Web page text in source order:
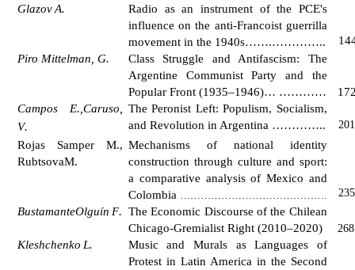
GlazovA.
Radio as an instrument of the PCE's
influence on the anti-Francoist guerrilla
movement in the 1940s…….………….. 14
Piro Mittelman, G.
Class Struggle and Antifascism: The
Argentine Communist Party and the
Popular Front (1935–1946)… ………… 1
Campos
E. Caruso,
V.
The Peronist Left: Populism, Socialism,
and Revolution in Argentina ………….. 201
Rojas Samper M.,
RubtsovaM.
Mechanisms of national identity
construction through culture and sport:
a comparative analysis of Mexico and
Colombia ……………………………………. 235
BustamanteOlguín F. The Economic Discourse of the Chilean
Chicago-Gremialist Right (2010–2020)
268
Kleshchenko L.
Music and Murals as Languages of
Protest in Latin America in the Second